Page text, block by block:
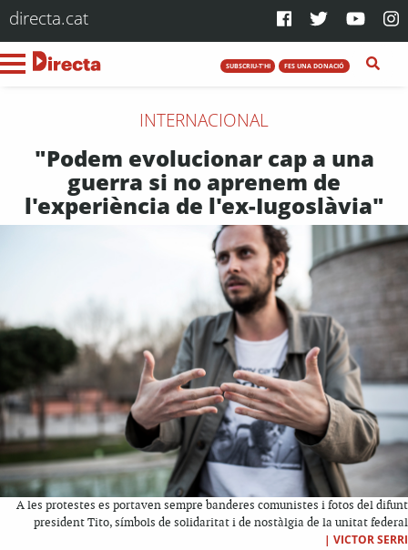
directa.cat
SUBSCRIU-T'HI FES UNA DONACIÓ
INTERNACIONAL
"Podem evolucionar cap a una
guerra si no aprenem de
l'experiència de l'ex-Iugoslàvia"
A les protestes es portaven sempre banderes comunistes i fotos del difunt
president Tito, símbols de solidaritat i de nostàlgia de la unitat federal
| VICTOR SERRI